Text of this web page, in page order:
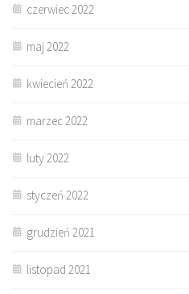
czerwiec 2022
maj 2022
kwiecień 2022
marzec 2022
luty 2022
styczeń 2022
grudzień 2021
listopad 2021